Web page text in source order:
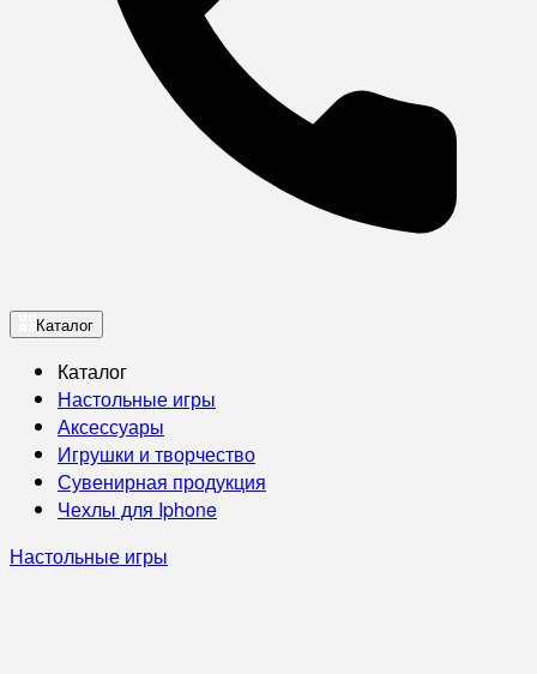
Каталог
Каталог
Настольные игры
Аксессуары
Игрушки и творчество
Сувенирная продукция
Чехлы для Iphone
Настольные игры